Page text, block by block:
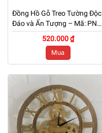
Đồng Hồ Gỗ Treo Tường Độc
Đáo và Ấn Tượng – Mã: PNW
047
520.000 ₫
Mua